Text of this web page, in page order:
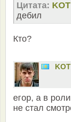
Цитата: KOT
дебил
Кто?
KOT
егор, а в
не стал